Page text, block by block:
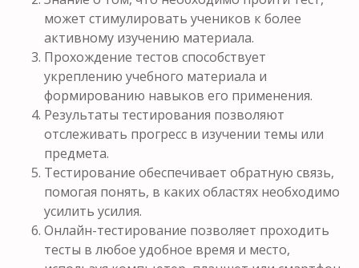
может стимулировать учеников к более
активному изучению материала.
Прохождение тестов способствует
укреплению учебного материала и
формированию навыков его применения.
Результаты тестирования позволяют
отслеживать прогресс в изучении темы или
предмета.
Тестирование обеспечивает обратную связь,
помогая понять, в каких областях необходимо
усилить усилия.
Онлайн-тестирование позволяет проходить
тесты в любое удобное время и место,